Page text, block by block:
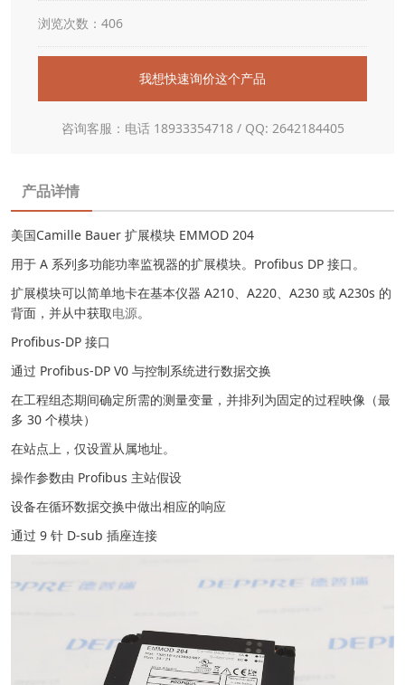
浏览次数：406
我想快速询价这个产品
咨询客服：电话 18933354718 / QQ: 2642184405
产品详情
美国Camille Bauer 扩展模块 EMMOD 204
用于 A 系列多功能功率监视器的扩展模块。Profibus DP 接口。
扩展模块可以简单地卡在基本仪器 A210、A220、A230 或 A230s 的
背面，并从中获取电源。
Profibus-DP 接口
通过 Profibus-DP V0 与控制系统进行数据交换
在工程组态期间确定所需的测量变量，并排列为固定的过程映像（最
多 30 个模块）
在站点上，仅设置从属地址。
操作参数由 Profibus 主站假设
设备在循环数据交换中做出相应的响应
通过 9 针 D-sub 插座连接